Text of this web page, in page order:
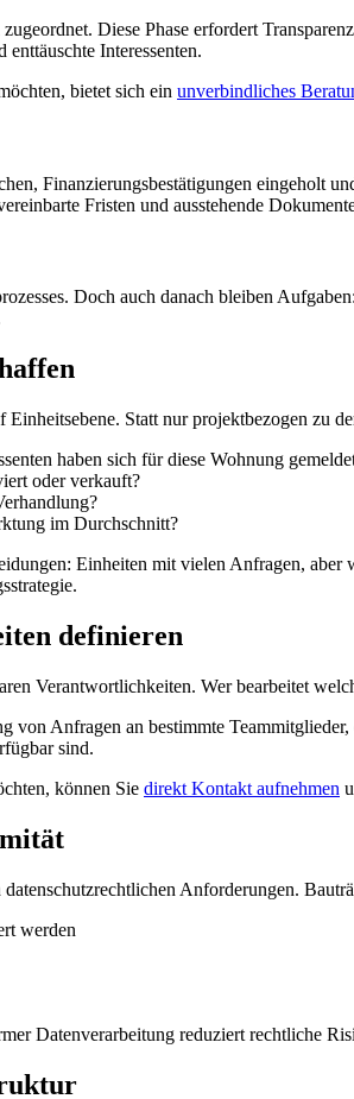
Diese Phase erfordert
Interessenten.
bietet sich ein unverbindliches
Finanzierungsbestätigungen eingeholt
Fristen und ausstehende
Doch auch danach bleiben
Statt nur projektbezogen zu
haben sich für diese Wohnung
oder verkauft?
im Durchschnitt?
Einheiten mit vielen Anfragen,
definieren
Verantwortlichkeiten. Wer bearbeitet
Anfragen an bestimmte
sind.
können Sie direkt Kontakt aufnehmen
Anforderungen.
werden
Datenverarbeitung reduziert rechtliche